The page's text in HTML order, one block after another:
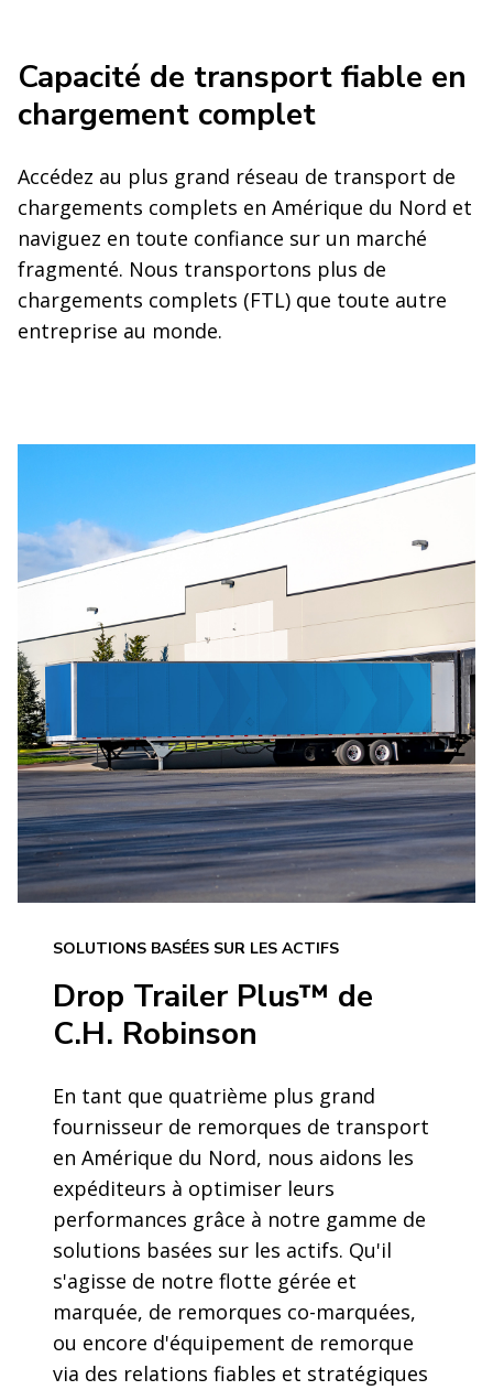
Capacité de transport fiable en
chargement complet
Accédez au plus grand réseau de transport de
chargements complets en Amérique du Nord et
naviguez en toute confiance sur un marché
fragmenté. Nous transportons plus de
chargements complets (FTL) que toute autre
entreprise au monde.
SOLUTIONS BASÉES SUR LES ACTIFS
Drop Trailer Plus™ de
C.H. Robinson
En tant que quatrième plus grand
fournisseur de remorques de transport
en Amérique du Nord, nous aidons les
expéditeurs à optimiser leurs
performances grâce à notre gamme de
solutions basées sur les actifs. Qu'il
s'agisse de notre flotte gérée et
marquée, de remorques co-marquées,
ou encore d'équipement de remorque
via des relations fiables et stratégiques